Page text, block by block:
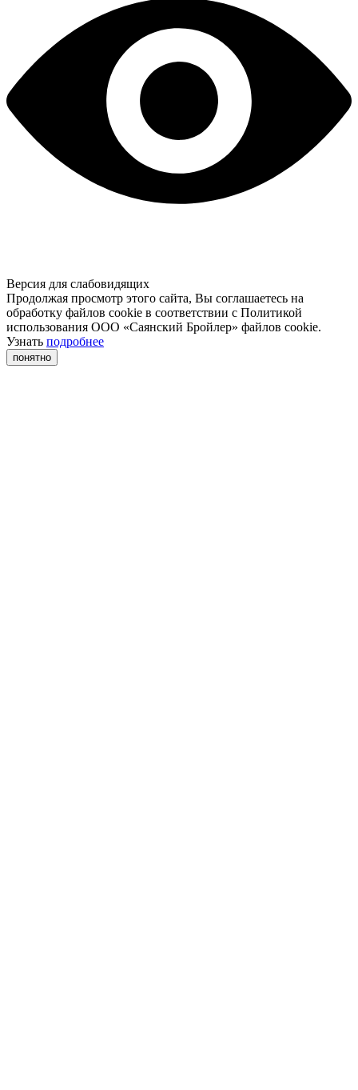
Версия для слабовидящих
Продолжая просмотр этого сайта, Вы соглашаетесь на
обработку файлов cookie в соответствии с Политикой
использования ООО «Саянский Бройлер» файлов cookie.
Узнать подробнее
понятно